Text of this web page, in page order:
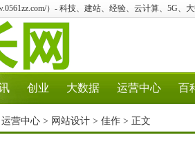
）- 科技、建站、经验、云计算、5G、
创业 大数据 运营中心 百
运营中心 > 网站设计 > 佳作 > 正文